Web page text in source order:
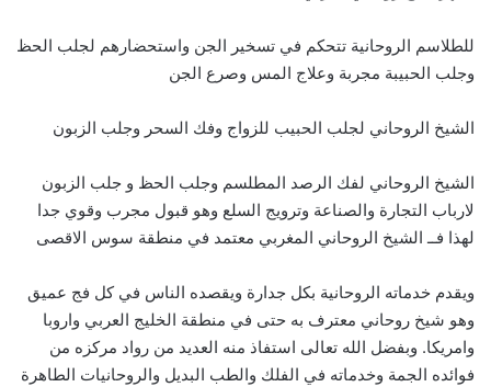
للطلاسم الروحانية تتحكم في تسخير الجن واستحضارهم لجلب الحظ
وجلب الحبيبة مجربة وعلاج المس وصرع الجن
الشيخ الروحاني لجلب الحبيب للزواج وفك السحر وجلب الزبون
الشيخ الروحاني لفك الرصد المطلسم وجلب الحظ و جلب الزبون
لارباب التجارة والصناعة وترويج السلع وهو قبول مجرب وقوي جدا
لهذا فــ الشيخ الروحاني المغربي معتمد في منطقة سوس الاقصى
ويقدم خدماته الروحانية بكل جدارة ويقصده الناس في كل فج عميق
وهو شيخ روحاني معترف به حتى في منطقة الخليج العربي واروبا
وامريكا. وبفضل الله تعالى استفاذ منه العديد من رواد مركزه من
فوائده الجمة وخدماته في الفلك والطب البديل والروحانيات الطاهرة